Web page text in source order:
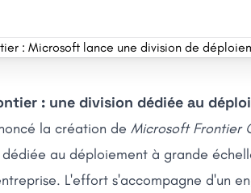
: une division dédiée au
la création de Microsoft Frontier
au déploiement à grande
L'effort s'accompagne d'un